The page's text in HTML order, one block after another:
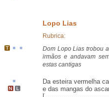
Lopo Lias
Rubrica:
Dom Lopo Lias trobou
irmãos e andavam
estas cantigas
Da esteiravermelha
e das mangas do